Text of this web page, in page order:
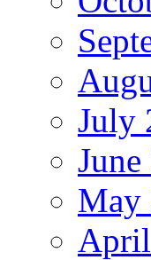
July
May